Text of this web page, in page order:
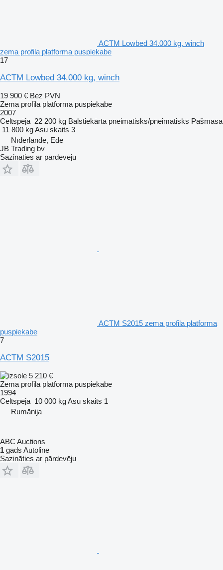
ACTM Lowbed 34.000 kg, winch
zema profila platforma puspiekabe
17
ACTM Lowbed 34.000 kg, winch
19 900 € Bez PVN
Zema profila platforma puspiekabe
2007
Celtspēja 22 200 kg Balstiekārta pneimatisks/pneimatisks Pašmasa
11 800 kgAsu skaits 3
Nīderlande, Ede
JB Trading bv
Sazināties ar pārdevēju
ACTM S2015 zema profila platforma
puspiekabe
7
ACTM S2015
5 210 €
Zema profila platforma puspiekabe
1994
Celtspēja 10 000 kgAsu skaits 1
Rumānija
ABC Auctions
1 gads Autoline
Sazināties ar pārdevēju